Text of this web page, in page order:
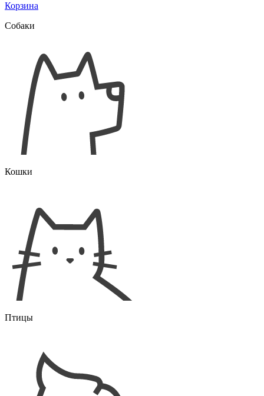
Корзина
Собаки
Кошки
Птицы